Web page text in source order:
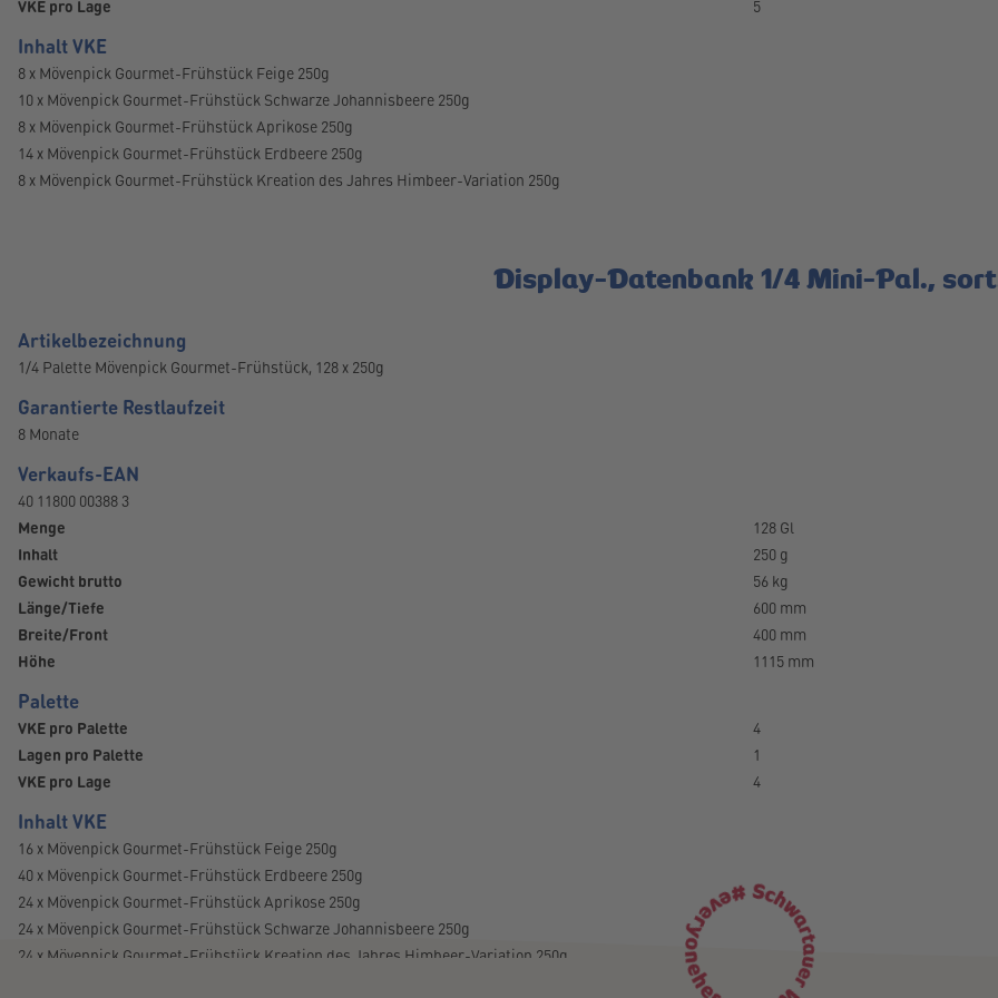
VKE pro Lage 5
Inhalt VKE
8 x Mövenpick Gourmet-Frühstück Feige 250g
10 x Mövenpick Gourmet-Frühstück Schwarze Johannisbeere 250g
8 x Mövenpick Gourmet-Frühstück Aprikose 250g
14 x Mövenpick Gourmet-Frühstück Erdbeere 250g
8 x Mövenpick Gourmet-Frühstück Kreation des Jahres Himbeer-Variation 250g
Display-Datenbank 1/4 Mini-Pal.,
Artikelbezeichnung
1/4 Palette Mövenpick Gourmet-Frühstück, 128 x 250g
Garantierte Restlaufzeit
8 Monate
Verkaufs-EAN
40 11800 00388 3
Menge
128 Gl
Inhalt
250 g
Gewicht brutto
56 kg
Länge/Tiefe
600 mm
Breite/Front
400 mm
Höhe
1115 mm
Palette
VKE pro Palette
4
Lagen pro Palette
1
VKE pro Lage
4
Inhalt VKE
16 x Mövenpick Gourmet-Frühstück Feige 250g
40 x Mövenpick Gourmet-Frühstück Erdbeere 250g
24 x Mövenpick Gourmet-Frühstück Aprikose 250g
24 x Mövenpick Gourmet-Frühstück Schwarze Johannisbeere 250g
24 x Mövenpick Gourmet-Frühstück Kreation des Jahres Himbeer-Variation 250g